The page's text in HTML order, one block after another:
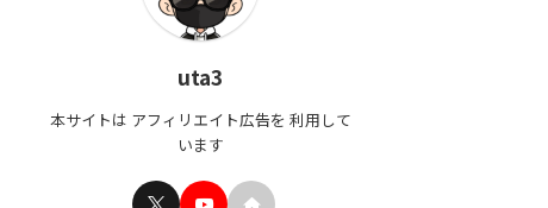
uta3
本サイトは アフィリエイト広告を 利用して
います